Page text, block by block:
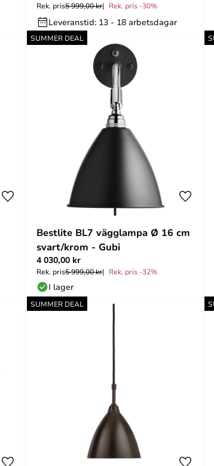
Rek. pris5 999,00 kr Rek. pris -30%
Leveranstid: 13 - 18 arbetsdagar
SUMMER DEAL
Bestlite BL7 vägglampa Ø 16 cm
svart/krom - Gubi
4 030,00 kr
Rek. pris5 999,00 kr Rek. pris -32%
I lager
SUMMER DEAL